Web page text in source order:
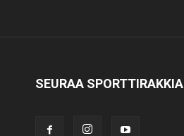
SEURAA SPORTTIRAKKIA